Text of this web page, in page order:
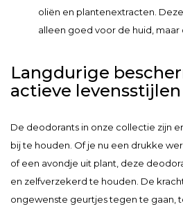
oliën en plantenextracten.
alleen goed voor de huid, maar
Langdurige
actieve levensstijlen
De deodorants in onze collectie zijn
bij te houden. Of je nu een drukke
of een avondje uit plant, deze
en zelfverzekerd te houden. De
ongewenste geurtjes tegen te gaan,